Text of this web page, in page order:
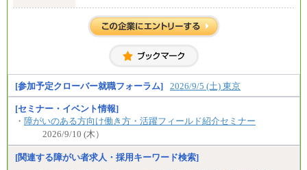
中途：
全職種共通
※居住地、年齢により異なります。
※この他に、該当する場合は各種手当が支給されま
す。
※試用期間中も給与に変更はございません
[参加予定クローバー就職フォーラム] 2026/9/5 (土) 東京
[セミナー・イベント情報]
・ 障がいのある方向け働き方・活躍フィールド紹介セミナー
2026/9/10 (木）
[関連する障がい者求人・採用キーワード検索]